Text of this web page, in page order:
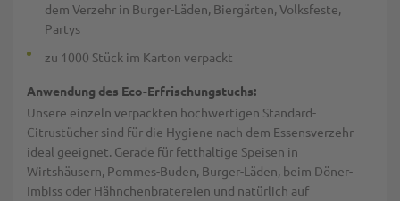
dem Verzehr in Burger-Läden, Biergärten, Volksfeste,
Partys
zu 1000 Stück im Karton verpackt
Anwendung des Eco-Erfrischungstuchs:
Unsere einzeln verpackten hochwertigen Standard-
Citrustücher sind für die Hygiene nach dem Essensverzehr
ideal geeignet. Gerade für fetthaltige Speisen in
Wirtshäusern, Pommes-Buden, Burger-Läden, beim Döner-
Imbiss oder Hähnchenbratereien und natürlich auf